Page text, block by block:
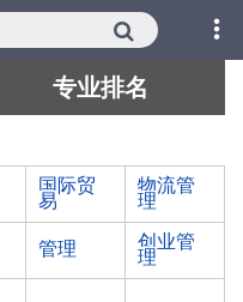
专业排名
国际贸
易
物流管
理
管理 创业管
理